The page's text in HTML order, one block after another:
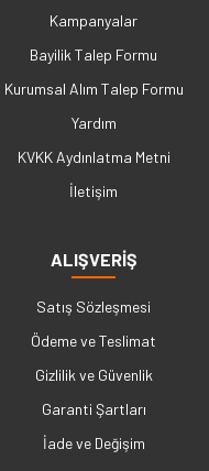
Kampanyalar
Bayilik Talep Formu
Kurumsal Alım Talep Formu
Yardım
KVKK Aydınlatma Metni
İletişim
ALIŞVERİŞ
Satış Sözleşmesi
Ödeme ve Teslimat
Gizlilik ve Güvenlik
Garanti Şartları
İade ve Değişim